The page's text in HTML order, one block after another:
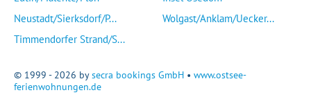
Neustadt/Sierksdorf/P...
Timmendorfer Strand/S...
Wolgast/Anklam/Uecker...
© 1999 - 2026 bysecra bookings GmbH • www.ostsee-
ferienwohnungen.de